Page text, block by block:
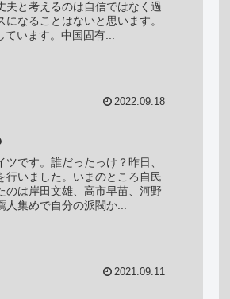
夫と考えるのは自信ではなく過
なることはないと思います。
います。中国固有...
2022.09.18
です。誰だったっけ？昨日、
行いました。いまのところ自民
のは岸田文雄、高市早苗、河野
集めで自分の派閥か...
2021.09.11